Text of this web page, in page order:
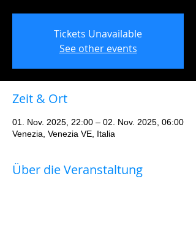
Tickets Unavailable
See other events
Zeit & Ort
01. Nov. 2025, 22:00 – 02. Nov. 2025, 06:00
Venezia, Venezia VE, Italia
Über die Veranstaltung